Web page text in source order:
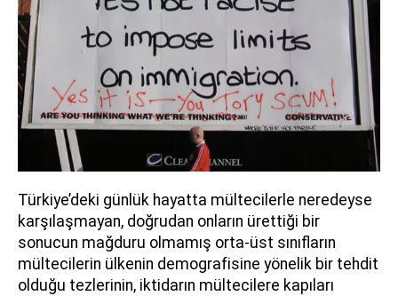
Türkiye’deki günlük hayatta mültecilerle neredeyse
karşılaşmayan, doğrudan onların ürettiği bir
sonucun mağduru olmamış orta-üst sınıfların
mültecilerin ülkenin demografisine yönelik bir tehdit
olduğu tezlerinin, iktidarın mültecilere kapıları